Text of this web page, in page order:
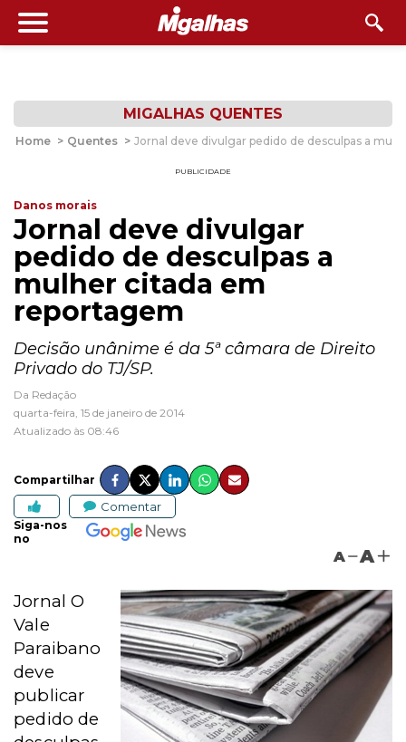
MIGALHAS QUENTES
Home > Quentes > Jornal deve divulgar pedido de desculpas a
PUBLICIDADE
Danos morais
Jornal deve divulgar
pedido de desculpas a
mulher citada em
reportagem
Decisão unânime é da 5ª câmara de Direito
Privado do TJ/SP.
Da Redação
quarta-feira, 15 de janeiro de 2014
Atualizado às 08:46
Compartilhar
Comentar
Siga-nos
no
A A
Jornal O
Vale
Paraibano
deve
publicar
pedido de